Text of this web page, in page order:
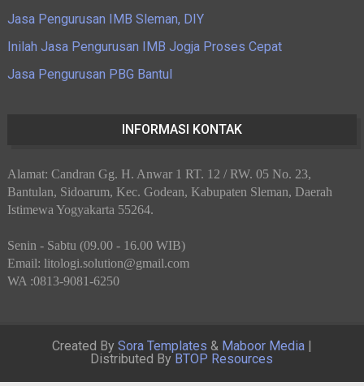
Jasa Pengurusan IMB Sleman, DIY
Inilah Jasa Pengurusan IMB Jogja Proses Cepat
Jasa Pengurusan PBG Bantul
INFORMASI KONTAK
Alamat: Candran Gg. H. Anwar 1 RT. 12 / RW. 05 No. 23,
Bantulan, Sidoarum, Kec. Godean, Kabupaten Sleman, Daerah
Istimewa Yogyakarta 55264.
Senin - Sabtu (09.00 - 16.00 WIB)
Email: litologi.solution@gmail.com
WA :0813-9081-6250
Created By Sora Templates & Maboor Media|
Distributed By BTOP Resources